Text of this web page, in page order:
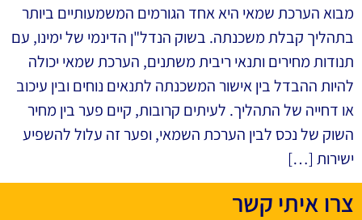
מבוא הערכת שמאי היא אחד הגורמים המשמעותיים ביותר
בתהליך קבלת משכנתה. בשוק הנדל"ן הדינמי של ימינו, עם
תנודות מחירים ותנאי ריבית משתנים, הערכת שמאי יכולה
להיות ההבדל בין אישור המשכנתה לתנאים נוחים ובין עיכוב
או דחייה של התהליך. לעיתים קרובות, קיים פער בין מחיר
השוק של נכס לבין הערכת השמאי, ופער זה עלול להשפיע
ישירות […]
צרו איתי קשר